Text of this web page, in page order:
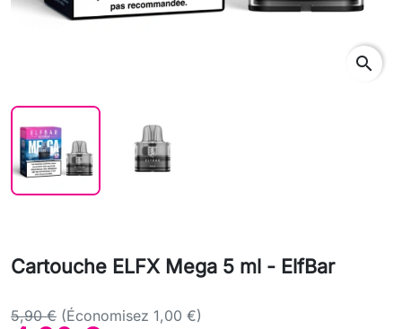
search
Cartouche ELFX Mega 5 ml - ElfBar
5,90 € (Économisez 1,00 €)